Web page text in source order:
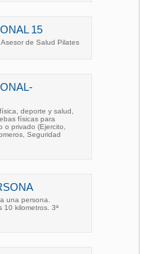
15
de Salud Pilates
deporte y salud,
físicas para
o privado (Ejercito,
Seguridad
una persona.
10 kilometros. 3ª